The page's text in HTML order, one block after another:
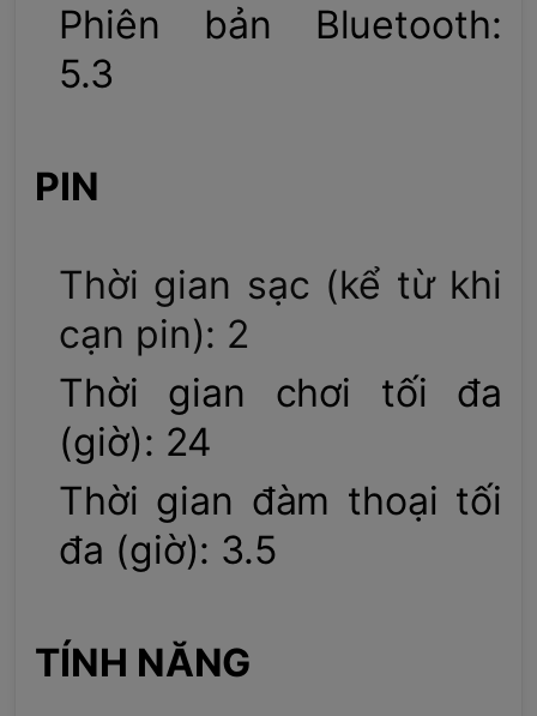
Phiên bản Bluetooth:
5.3
PIN
Thời gian sạc (kể từ khi
cạn pin): 2
Thời gian chơi tối đa
(giờ): 24
Thời gian đàm thoại tối
đa (giờ): 3.5
TÍNH NĂNG